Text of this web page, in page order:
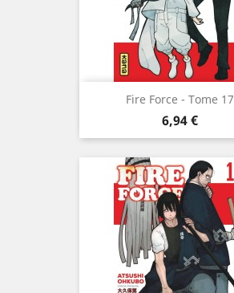
Fire Force - Tome 17
Prix
6,94 €